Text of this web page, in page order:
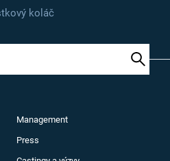
koláč
Management
Press